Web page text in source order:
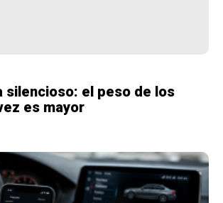
silencioso: el peso de los
es mayor